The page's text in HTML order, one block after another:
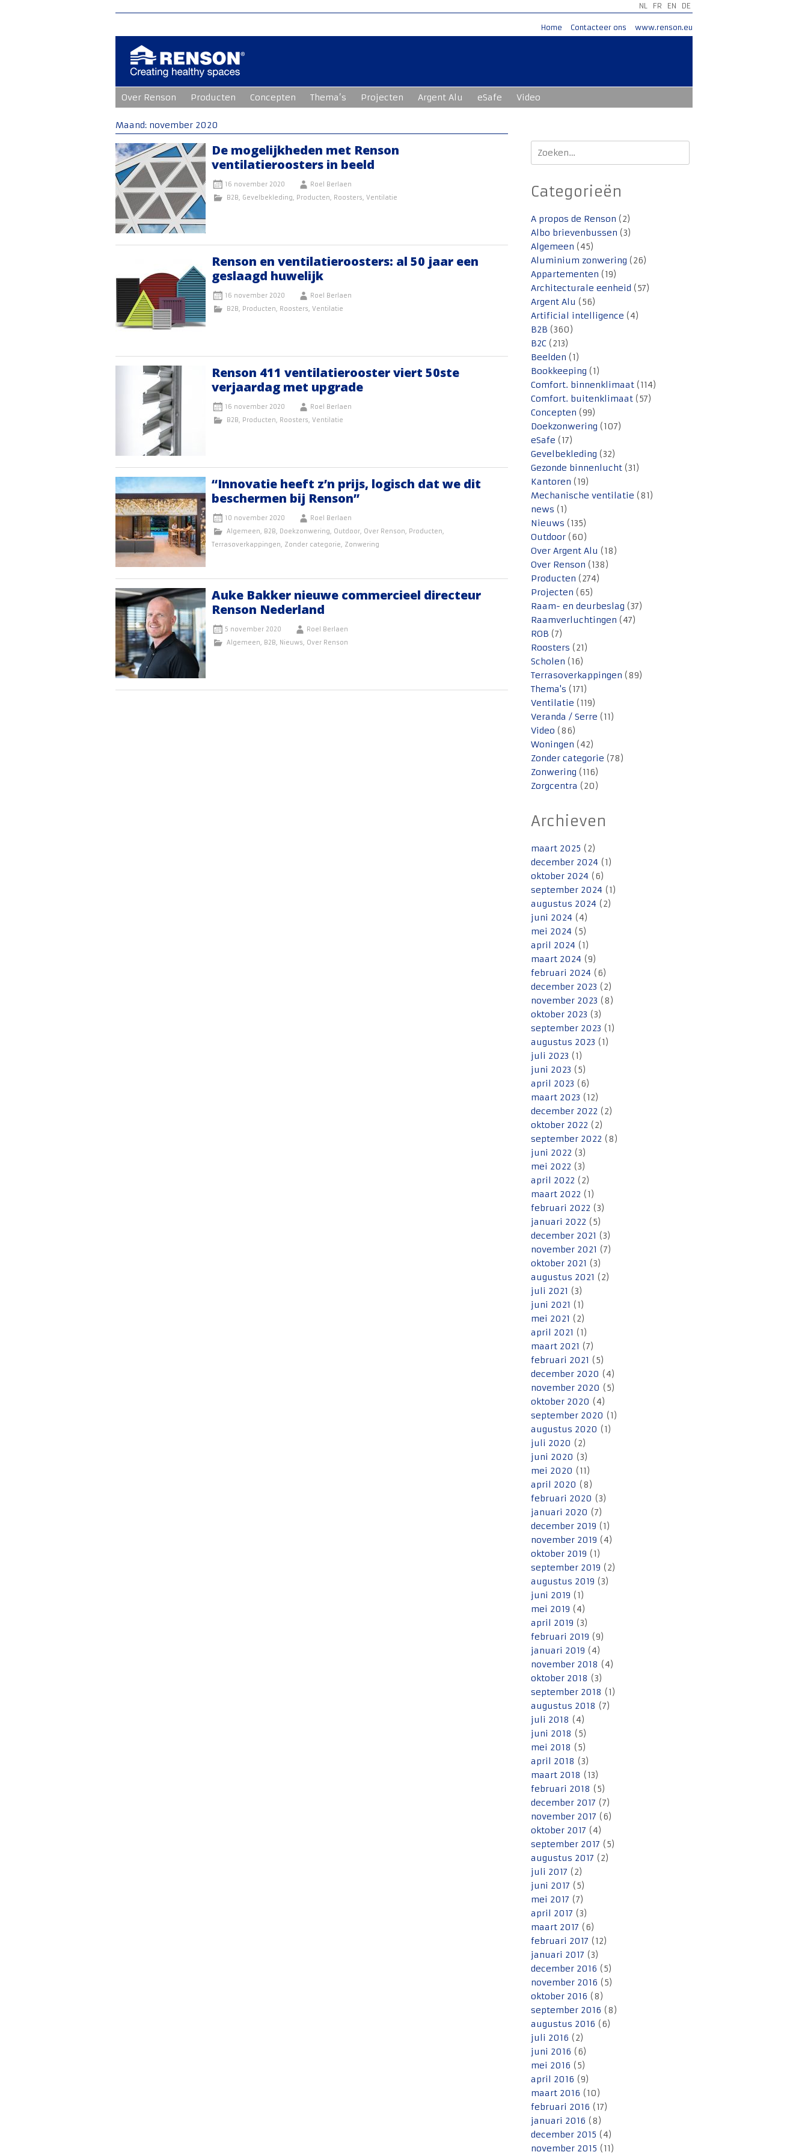
NL FR EN DE
Home Contacteer ons www.renson.eu
naar
de
inhoud
Over Renson Producten Concepten Thema’s Projecten Argent Alu eSafe Video
Maand: november 2020
De mogelijkheden met Renson
ventilatieroosters in beeld
16 november 2020
Roel Berlaen
B2B, Gevelbekleding, Producten, Roosters, Ventilatie
Renson en ventilatieroosters: al 50 jaar een
geslaagd huwelijk
16 november 2020
Roel Berlaen
B2B, Producten, Roosters, Ventilatie
Renson 411 ventilatierooster viert 50ste
verjaardag met upgrade
16 november 2020
Roel Berlaen
B2B, Producten, Roosters, Ventilatie
“Innovatie heeft z’n prijs, logisch dat we dit
beschermen bij Renson”
10 november 2020
Roel Berlaen
Algemeen, B2B, Doekzonwering, Outdoor, Over Renson, Producten,
Terrasoverkappingen, Zonder categorie, Zonwering
Auke Bakker nieuwe commercieel directeur
Renson Nederland
5 november 2020
Roel Berlaen
Algemeen, B2B, Nieuws, Over Renson
Zoeken
naar:
Categorieën
A propos de Renson (2)
Albo brievenbussen (3)
Algemeen (45)
Aluminium zonwering (26)
Appartementen (19)
Architecturale eenheid (57)
Argent Alu (56)
Artificial intelligence (4)
B2B (360)
B2C (213)
Beelden (1)
Bookkeeping (1)
Comfort. binnenklimaat (114)
Comfort. buitenklimaat (57)
Concepten (99)
Doekzonwering (107)
eSafe (17)
Gevelbekleding (32)
Gezonde binnenlucht (31)
Kantoren (19)
Mechanische ventilatie (81)
news (1)
Nieuws (135)
Outdoor (60)
Over Argent Alu (18)
Over Renson (138)
Producten (274)
Projecten (65)
Raam- en deurbeslag (37)
Raamverluchtingen (47)
ROB (7)
Roosters (21)
Scholen (16)
Terrasoverkappingen (89)
Thema's (171)
Ventilatie (119)
Veranda / Serre (11)
Video (86)
Woningen (42)
Zonder categorie (78)
Zonwering (116)
Zorgcentra (20)
Archieven
maart 2025 (2)
december 2024 (1)
oktober 2024 (6)
september 2024 (1)
augustus 2024 (2)
juni 2024 (4)
mei 2024 (5)
april 2024 (1)
maart 2024 (9)
februari 2024 (6)
december 2023 (2)
november 2023 (8)
oktober 2023 (3)
september 2023 (1)
augustus 2023 (1)
juli 2023 (1)
juni 2023 (5)
april 2023 (6)
maart 2023 (12)
december 2022 (2)
oktober 2022 (2)
september 2022 (8)
juni 2022 (3)
mei 2022 (3)
april 2022 (2)
maart 2022 (1)
februari 2022 (3)
januari 2022 (5)
december 2021 (3)
november 2021 (7)
oktober 2021 (3)
augustus 2021 (2)
juli 2021 (3)
juni 2021 (1)
mei 2021 (2)
april 2021 (1)
maart 2021 (7)
februari 2021 (5)
december 2020 (4)
november 2020 (5)
oktober 2020 (4)
september 2020 (1)
augustus 2020 (1)
juli 2020 (2)
juni 2020 (3)
mei 2020 (11)
april 2020 (8)
februari 2020 (3)
januari 2020 (7)
december 2019 (1)
november 2019 (4)
oktober 2019 (1)
september 2019 (2)
augustus 2019 (3)
juni 2019 (1)
mei 2019 (4)
april 2019 (3)
februari 2019 (9)
januari 2019 (4)
november 2018 (4)
oktober 2018 (3)
september 2018 (1)
augustus 2018 (7)
juli 2018 (4)
juni 2018 (5)
mei 2018 (5)
april 2018 (3)
maart 2018 (13)
februari 2018 (5)
december 2017 (7)
november 2017 (6)
oktober 2017 (4)
september 2017 (5)
augustus 2017 (2)
juli 2017 (2)
juni 2017 (5)
mei 2017 (7)
april 2017 (3)
maart 2017 (6)
februari 2017 (12)
januari 2017 (3)
december 2016 (5)
november 2016 (5)
oktober 2016 (8)
september 2016 (8)
augustus 2016 (6)
juli 2016 (2)
juni 2016 (6)
mei 2016 (5)
april 2016 (9)
maart 2016 (10)
februari 2016 (17)
januari 2016 (8)
december 2015 (4)
november 2015 (11)